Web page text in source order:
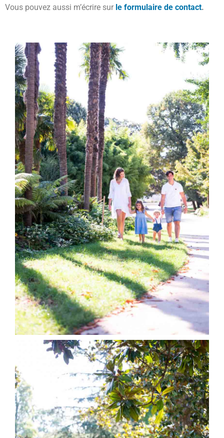
Vous pouvez aussi m’écrire sur le formulaire de contact.